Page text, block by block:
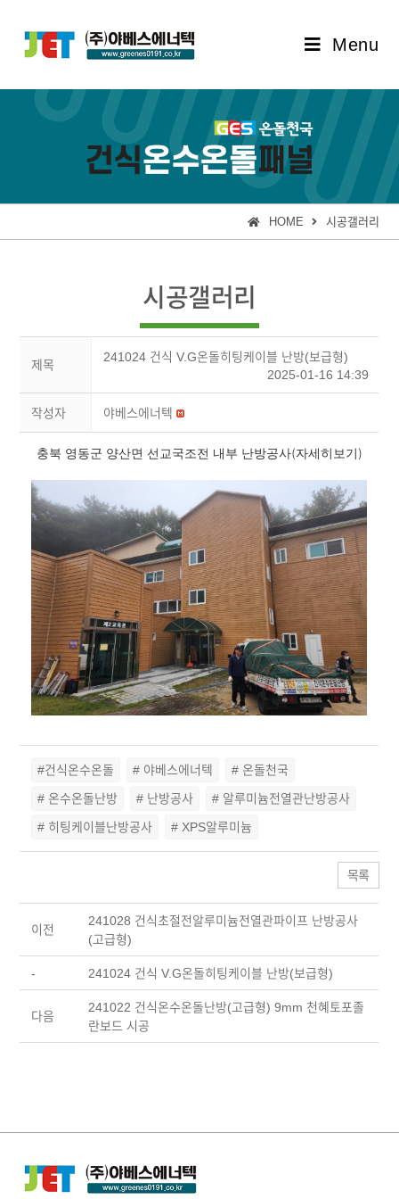
Menu
HOME 시공갤러리
시공갤러리
제목
241024 건식 V.G온돌히팅케이블 난방(보급형)
2025-01-16 14:39
작성자 야베스에너텍
충북 영동군 양산면 선교국조전 내부 난방공사(자세히보기)
#건식온수온돌 # 야베스에너텍
# 온돌천국
# 온수온돌난방
# 난방공사
# 알루미늄전열관난방공사
# 히팅케이블난방공사
# XPS알루미늄
목록
이전
241028 건식초절전알루미늄전열관파이프 난방공사
(고급형)
- 241024 건식 V.G온돌히팅케이블 난방(보급형)
다음
241022 건식온수온돌난방(고급형) 9mm 천혜토포졸
란보드 시공